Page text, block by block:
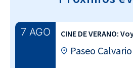
7 AGO CINE DE VERANO:
Paseo Calvario